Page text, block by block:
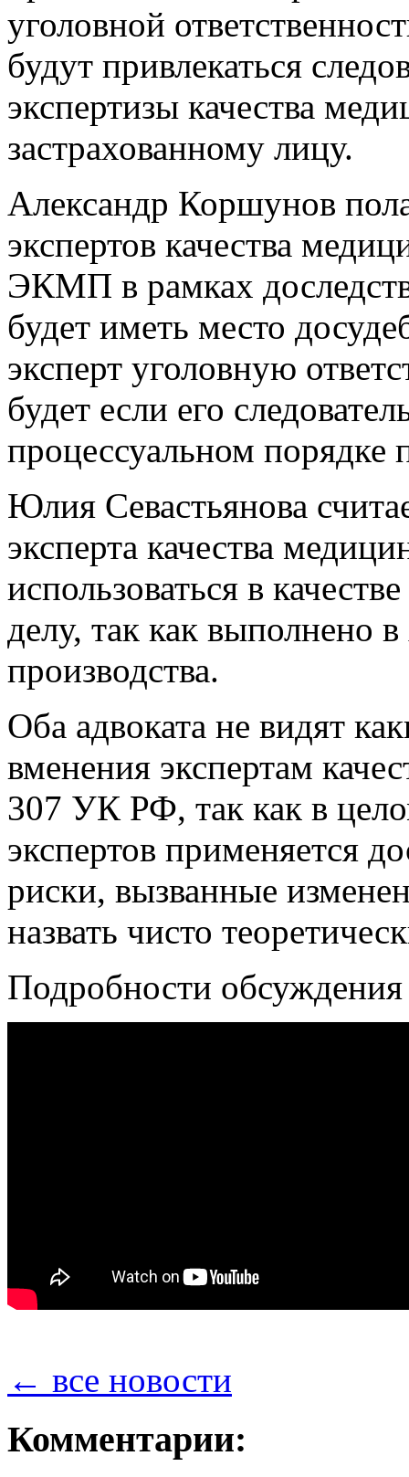
уголовной
будут привлекаться
экспертизы качества
застрахованному лицу.
Александр Коршунов
экспертов качества
ЭКМП в рамках
будет иметь место
эксперт уголовную
будет если его
процессуальном порядке
Юлия Севастьянова
эксперта качества
использоваться в
делу, так как выполнено
производства.
Оба адвоката не видят
вменения экспертам
307 УК РФ, так как в
экспертов применяется
риски, вызванные
назвать чисто
Подробности обсуждения
← все новости
Комментарии: